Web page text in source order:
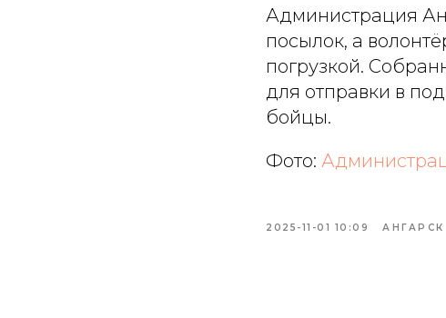
Администрация
посылок, а
погрузкой.
для отправки в
бойцы.
Фото:
2025-11-01 10:09 АНГАРСК